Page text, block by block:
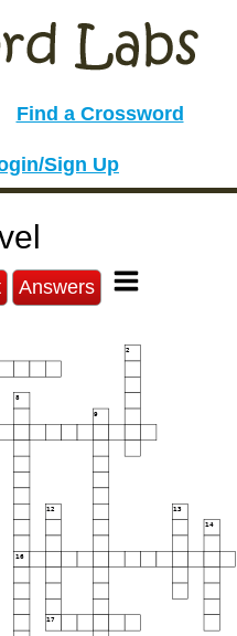
Find a Crossword
Sign Up
Answers
2
8
9
12 13
14
16
17